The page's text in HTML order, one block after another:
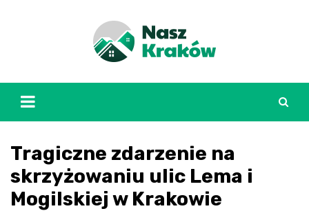
Tragiczne zdarzenie na
skrzyżowaniu ulic Lema i
Mogilskiej w Krakowie